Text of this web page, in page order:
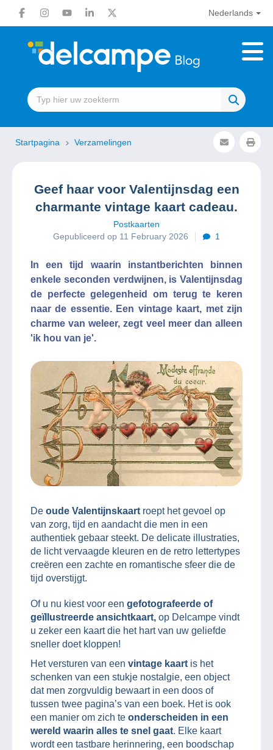
Nederlands
Startpagina Verzamelingen
Geef haar voor Valentijnsdag een
charmante vintage kaart cadeau.
Postkaarten
Gepubliceerd op 11 February 2026
1
In een tijd waarin instantberichten binnen
enkele seconden verdwijnen, is Valentijnsdag
de perfecte gelegenheid om terug te keren
naar de essentie. Een vintage kaart, met zijn
charme van weleer, zegt veel meer dan alleen
'ik hou van je'.
De oude Valentijnskaart roept het gevoel op
van zorg, tijd en aandacht die men in een
authentiek gebaar steekt. De delicate illustraties,
de licht vervaagde kleuren en de retro lettertypes
creëren een zachte en romantische sfeer die de
tijd overstijgt.
Of u nu kiest voor een gefotografeerde of
geïllustreerde ansichtkaart, op Delcampe vindt
u zeker een kaart die het hart van uw geliefde
sneller doet kloppen!
Het versturen van een vintage kaart is het
schenken van een stukje nostalgie, een object
dat men zorgvuldig bewaart in een doos of
tussen twee pagina’s van een boek. Het is ook
een manier om zich te onderscheiden in een
wereld waarin alles te snel gaat. Elke kaart
wordt een tastbare herinnering, een boodschap